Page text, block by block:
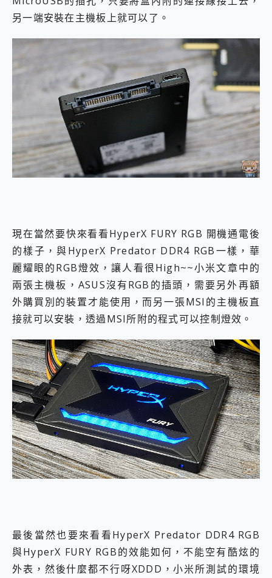
另一端安裝在主機板上就可以了。
現在當然要快來看看HyperX FURY RGB 開機通電後
的樣子，與HyperX Predator DDR4 RGB一樣，華
麗耀眼的RGB燈效，讓人看很High~~小米文章中的
兩張主機板，ASUS沒有RGB的插頭，需要另外再額
外購買別的裝置才能使用，而另一張MSI的主機板直
接就可以安裝，透過MSI所附的程式可以控制燈效。
最後當然也要來看看HyperX Predator DDR4 RGB
與HyperX FURY RGB的效能如何，不能空有酷炫的
外表，然後什麼都不行呀XDDD，小米所測試的環境